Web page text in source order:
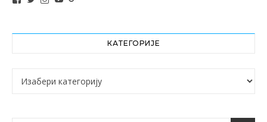
КАТЕГОРИЈЕ
Категорије